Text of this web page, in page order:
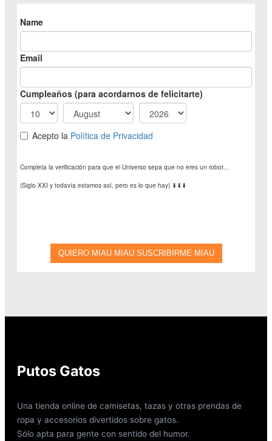
Putos Gatos
Una tienda online de camisetas, tazas y otras prendas de
ropa y accesorios divertidos sobre gatos.
Sólo apta para gente con sentido del humor.